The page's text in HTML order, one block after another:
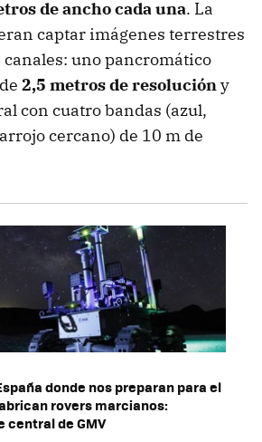
de ancho cada una. La
captar imágenes terrestres
canales: uno pancromático
2,5 metros de resolucióny
con cuatro bandas (azul,
cercano) de 10 m de
donde nos preparan para el
rovers marcianos:
central de GMV